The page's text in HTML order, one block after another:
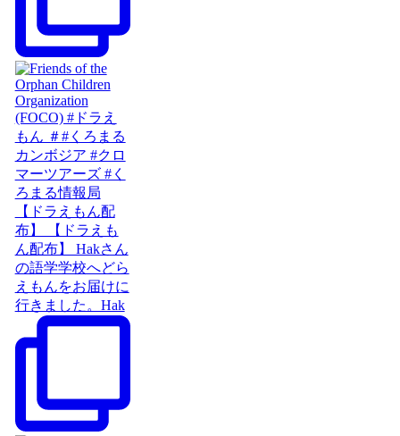
【ドラえもん配
布】 【ドラえも
ん配布】 Hakさん
の語学学校へどら
えもんをお届けに
行きました。Hak